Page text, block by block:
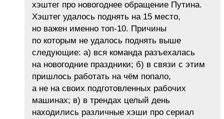
хэштег про новогоднее обращение Путина.
Хэштег удалось поднять на 15 место,
но важен именно топ-10. Причины
по которым не удалось поднять выше
следующие: а) вся команда разъехалась
на новогодние праздники; б) в связи с этим
пришлось работать на чём попало,
а не на своих подготовленных рабочих
машинах; в) в трендах целый день
находились различные хэши про сериал